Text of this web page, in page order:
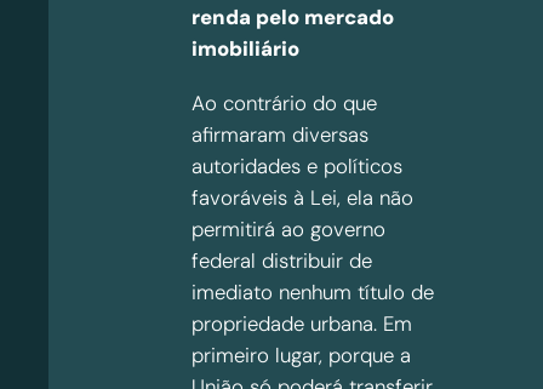
renda pelo mercado
imobiliário
Ao contrário do que
afirmaram diversas
autoridades e políticos
favoráveis à Lei, ela não
permitirá ao governo
federal distribuir de
imediato nenhum título de
propriedade urbana. Em
primeiro lugar, porque a